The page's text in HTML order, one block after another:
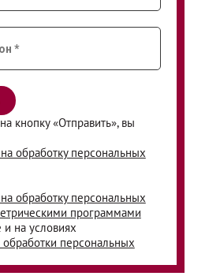
кнопку «Отправить», вы
обработку персональных
обработку персональных
программами
и на условиях
персональных